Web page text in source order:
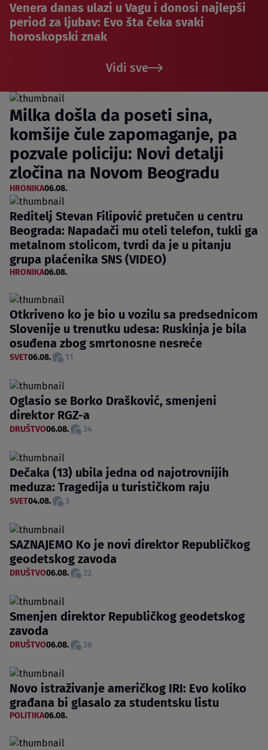
Venera danas ulazi u Vagu i donosi najlepši
period za ljubav: Evo šta čeka svaki
horoskopski znak
Vidi sve
Milka došla da poseti sina,
komšije čule zapomaganje, pa
pozvale policiju: Novi detalji
zločina na Novom Beogradu
HRONIKA06.08.
Reditelj Stevan Filipović pretučen u centru
Beograda: Napadači mu oteli telefon, tukli ga
metalnom stolicom, tvrdi da je u pitanju
grupa plaćenika SNS (VIDEO)
HRONIKA06.08.
Otkriveno ko je bio u vozilu sa predsednicom
Slovenije u trenutku udesa: Ruskinja je bila
osuđena zbog smrtonosne nesreće
SVET06.08. 11
Oglasio se Borko Drašković, smenjeni
direktor RGZ-a
DRUŠTVO06.08. 34
Dečaka (13) ubila jedna od najotrovnijih
meduza: Tragedija u turističkom raju
SVET04.08. 3
SAZNAJEMO Ko je novi direktor Republičkog
geodetskog zavoda
DRUŠTVO06.08. 22
Smenjen direktor Republičkog geodetskog
zavoda
DRUŠTVO06.08. 36
Novo istraživanje američkog IRI: Evo koliko
građana bi glasalo za studentsku listu
POLITIKA06.08.